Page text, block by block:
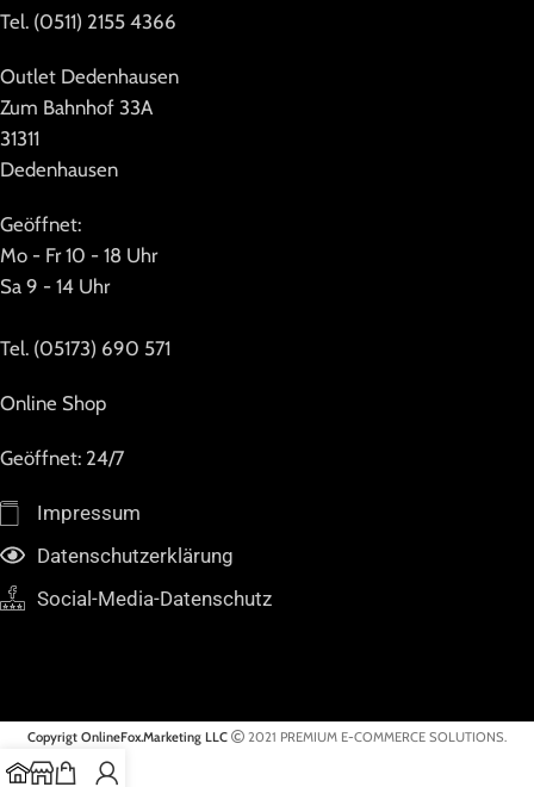
Tel. (0511) 2155 4366
Outlet Dedenhausen
Zum Bahnhof 33A
31311
Dedenhausen
Geöffnet:
Mo - Fr 10 - 18 Uhr
Sa 9 - 14 Uhr
Tel. (05173) 690 571
Online Shop
Geöffnet: 24/7
Impressum
Datenschutzerklärung
Social-Media-Datenschutz
Copyrigt OnlineFox.Marketing LLC 2021 PREMIUM E-COMMERCE SOLUTIONS.